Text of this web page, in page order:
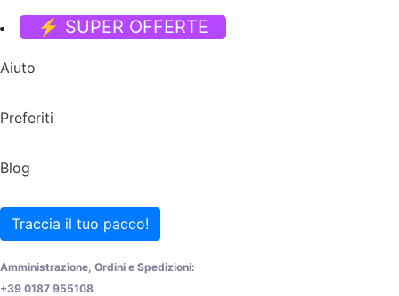
⚡ SUPER OFFERTE
Aiuto
Preferiti
Blog
Traccia il tuo pacco!
Amministrazione, Ordini e Spedizioni:
+39 0187 955108